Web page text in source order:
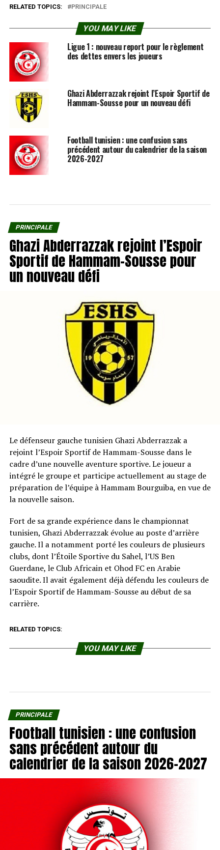
RELATED TOPICS: PRINCIPALE
YOU MAY LIKE
Ligue 1 : nouveau report pour le règlement
des dettes envers les joueurs
Ghazi Abderrazzak rejoint l’Espoir Sportif de
Hammam-Sousse pour un nouveau défi
Football tunisien : une confusion sans
précédent autour du calendrier de la saison
2026-2027
PRINCIPALE
Ghazi Abderrazzak rejoint l’Espoir
Sportif de Hammam-Sousse pour
un nouveau défi
Le défenseur gauche tunisien Ghazi Abderrazzak a
rejoint l’Espoir Sportif de Hammam-Sousse dans le
cadre d’une nouvelle aventure sportive. Le joueur a
intégré le groupe et participe actuellement au stage de
préparation de l’équipe à Hammam Bourguiba, en vue de
la nouvelle saison.
Fort de sa grande expérience dans le championnat
tunisien, Ghazi Abderrazzak évolue au poste d’arrière
gauche. Il a notamment porté les couleurs de plusieurs
clubs, dont l’Étoile Sportive du Sahel, l’US Ben
Guerdane, le Club Africain et Ohod FC en Arabie
saoudite. Il avait également déjà défendu les couleurs de
l’Espoir Sportif de Hammam-Sousse au début de sa
carrière.
RELATED TOPICS:
YOU MAY LIKE
PRINCIPALE
Football tunisien : une confusion
sans précédent autour du
calendrier de la saison 2026-2027